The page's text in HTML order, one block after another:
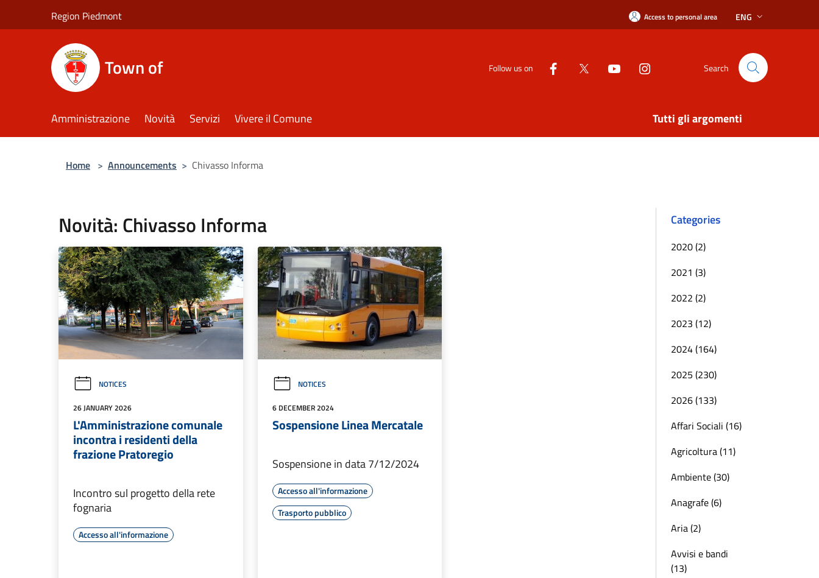
Region Piedmont Access to personal area ENG
Town of Follow us on Search
Amministrazione Novità Servizi Vivere il Comune Tutti gli argomenti
Home > Announcements > Chivasso Informa
Novità: Chivasso Informa
NOTICES
26 JANUARY 2026
L'Amministrazione comunale
incontra i residenti della
frazione Pratoregio
Incontro sul progetto della rete
fognaria
Accesso all'informazione
NOTICES
6 DECEMBER 2024
Sospensione Linea Mercatale
Sospensione in data 7/12/2024
Accesso all'informazione
Trasporto pubblico
Categories
2020 (2)
2021 (3)
2022 (2)
2023 (12)
2024 (164)
2025 (230)
2026 (133)
Affari Sociali (16)
Agricoltura (11)
Ambiente (30)
Anagrafe (6)
Aria (2)
Avvisi e bandi
(13)